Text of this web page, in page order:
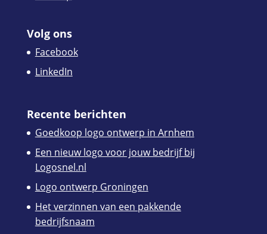
Volg ons
Facebook
LinkedIn
Recente berichten
Goedkoop logo ontwerp in Arnhem
Een nieuw logo voor jouw bedrijf bij
Logosnel.nl
Logo ontwerp Groningen
Het verzinnen van een pakkende
bedrijfsnaam